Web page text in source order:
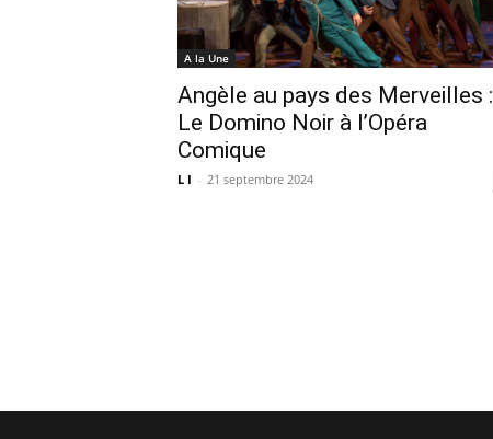
A la Une
Angèle au pays des Merveilles :
Le Domino Noir à l’Opéra
Comique
L I - 21 septembre 2024